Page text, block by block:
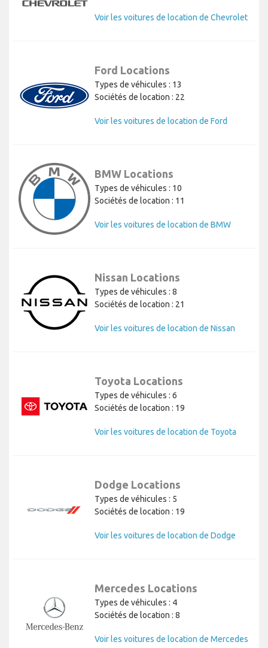
Voir les voitures de location de Chevrolet
Ford Locations
Types de véhicules : 13
Sociétés de location : 22
Voir les voitures de location de Ford
BMW Locations
Types de véhicules : 10
Sociétés de location : 11
Voir les voitures de location de BMW
Nissan Locations
Types de véhicules : 8
Sociétés de location : 21
Voir les voitures de location de Nissan
Toyota Locations
Types de véhicules : 6
Sociétés de location : 19
Voir les voitures de location de Toyota
Dodge Locations
Types de véhicules : 5
Sociétés de location : 19
Voir les voitures de location de Dodge
Mercedes Locations
Types de véhicules : 4
Sociétés de location : 8
Voir les voitures de location de Mercedes